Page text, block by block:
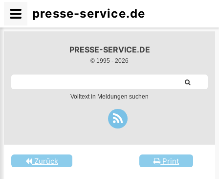
PRESSE-SERVICE.DE
© 1995 - 2026
Volltext in Meldungen suchen
Print
Zurück
presse-service.de